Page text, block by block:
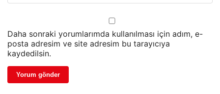
Daha sonraki yorumlarımda kullanılması için adım, e-
posta adresim ve site adresim bu tarayıcıya
kaydedilsin.